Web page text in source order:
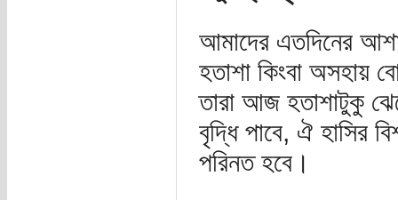
আমাদের এতদিনের
হতাশা কিংবা অসহায়
তারা আজ হতাশাটুকু
বৃদ্ধি পাবে, ঐ হাসির
পরিনত হবে।